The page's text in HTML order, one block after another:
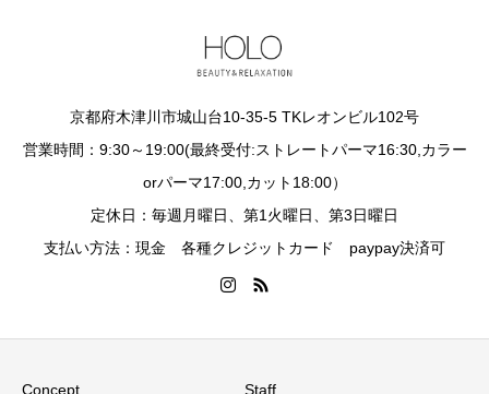
京都府木津川市城山台10-35-5 TKレオンビル102号
営業時間：9:30～19:00(最終受付:ストレートパーマ16:30,カラー
orパーマ17:00,カット18:00）
定休日：毎週月曜日、第1火曜日、第3日曜日
支払い方法：現金 各種クレジットカード paypay決済可
Concept Staff